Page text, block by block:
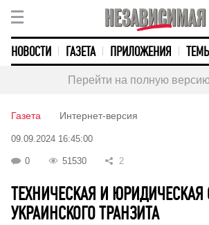
НОВОСТИ ГАЗЕТА ПРИЛОЖЕНИЯ ТЕМЫ
Перейти на полную
Газета Интернет-версия
09.09.2024 16:45:00
0 51530 2
ТЕХНИЧЕСКАЯ И ЮРИДИЧЕСКАЯ
УКРАИНСКОГО ТРАНЗИТА